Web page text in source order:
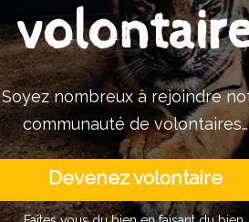
Soyez nombreux à rejoindre
communauté de volontaires…
Devenez volontaire